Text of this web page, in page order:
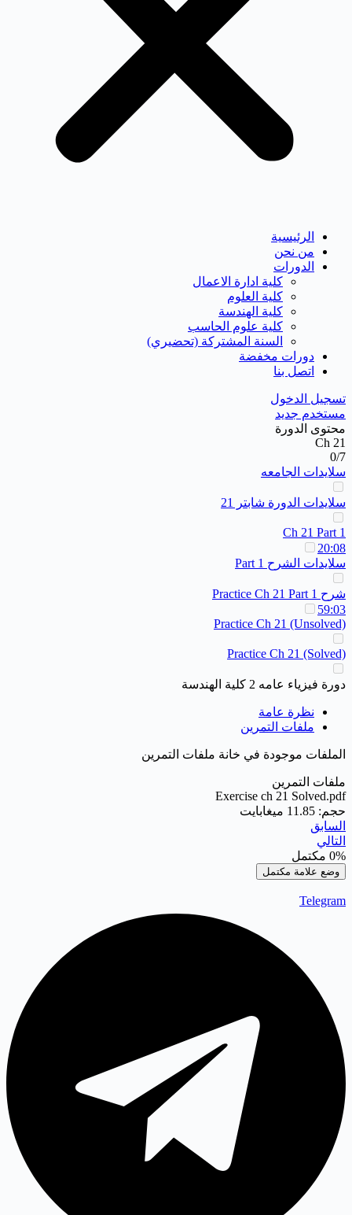
الرئيسية
من نحن
الدورات
كلية ادارة الاعمال
كلية العلوم
كلية الهندسة
كلية علوم الحاسب
السنة المشتركة (تحضيري)
دورات مخفضة
اتصل بنا
تسجيل الدخول
مستخدم جديد
محتوى الدورة
Ch 21
0/7
سلايدات الجامعه
سلايدات الدورة شابتر 21
Ch 21 Part 1
20:08
سلايدات الشرح Part 1
شرح Practice Ch 21 Part 1
59:03
Practice Ch 21 (Unsolved)
Practice Ch 21 (Solved)
دورة فيزياء عامه 2 كلية الهندسة
نظرة عامة
ملفات التمرين
الملفات موجودة في خانة ملفات التمرين
ملفات التمرين
Exercise ch 21 Solved.pdf
حجم: 11.85 ميغابايت
السابق
التالي
0% مكتمل
وضع علامة مكتمل
Telegram